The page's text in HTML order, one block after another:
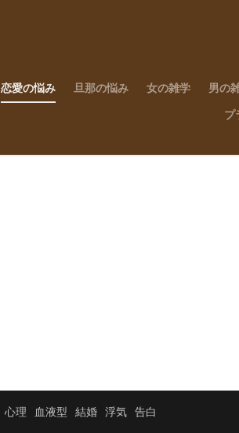
恋愛の悩み 旦那の悩み 女の雑学 男の
プ
心理 血液型 結婚 浮気 告白